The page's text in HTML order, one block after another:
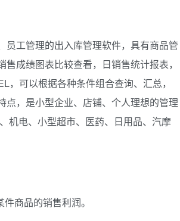
员工管理的出入库管理软件，具有商品管
成绩图表比较查看，日销售统计报表，
可以根据各种条件组合查询、汇总，
，是小型企业、店铺、个人理想的管理
机电、小型超市、医药、日用品、汽摩
商品的销售利润。